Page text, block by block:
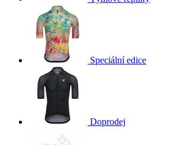
Speciální edice
Doprodej